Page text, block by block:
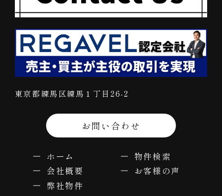
東京都練馬区練馬１丁目26-2
お問い合わせ
ホーム
物件検索
会社概要
お客様の声
弊社物件